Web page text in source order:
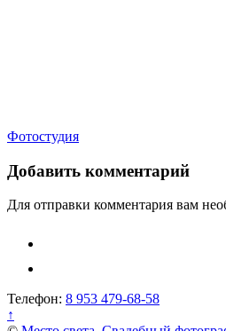
Навигация
по
записям
Фотостудия
Добавить комментарий
Для отправки комментария вам
Телефон: 8 953 479-68-58
↑